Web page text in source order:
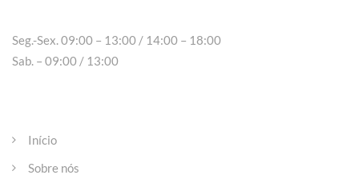
Seg.-Sex. 09:00 – 13:00 / 14:00 – 18:00
Sab. – 09:00 / 13:00
Início
Sobre nós